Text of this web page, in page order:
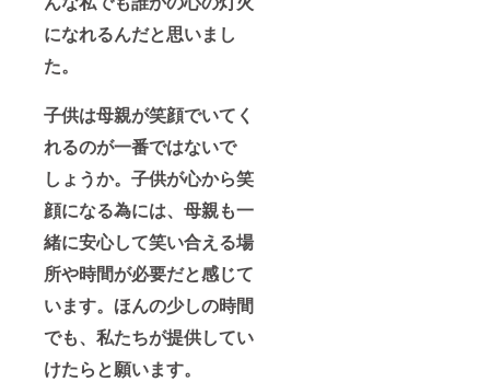
になれるんだと思いまし
た。
子供は母親が笑顔でいてく
れるのが一番ではないで
しょうか。子供が心から笑
顔になる為には、母親も一
緒に安心して笑い合える場
所や時間が必要だと感じて
います。ほんの少しの時間
でも、私たちが提供してい
けたらと願います。